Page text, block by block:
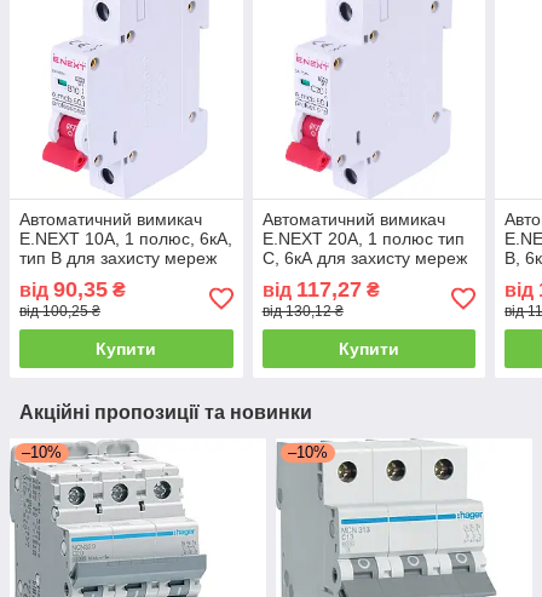
Автоматичний вимикач
E.NEXT 10А, 1 полюс, 6кА,
тип B для захисту мереж
на DIN-рейку
від 90,35 ₴
від 100,25 ₴
Купити
Автоматичний вимикач
E.NEXT 20А, 1 полюс тип
C, 6кА для захисту мереж
на DIN-рейку
від 117,27₴
від 130,12 ₴
Купити
B,
від
від
Акційні пропозиції та новинки
–10% –10%